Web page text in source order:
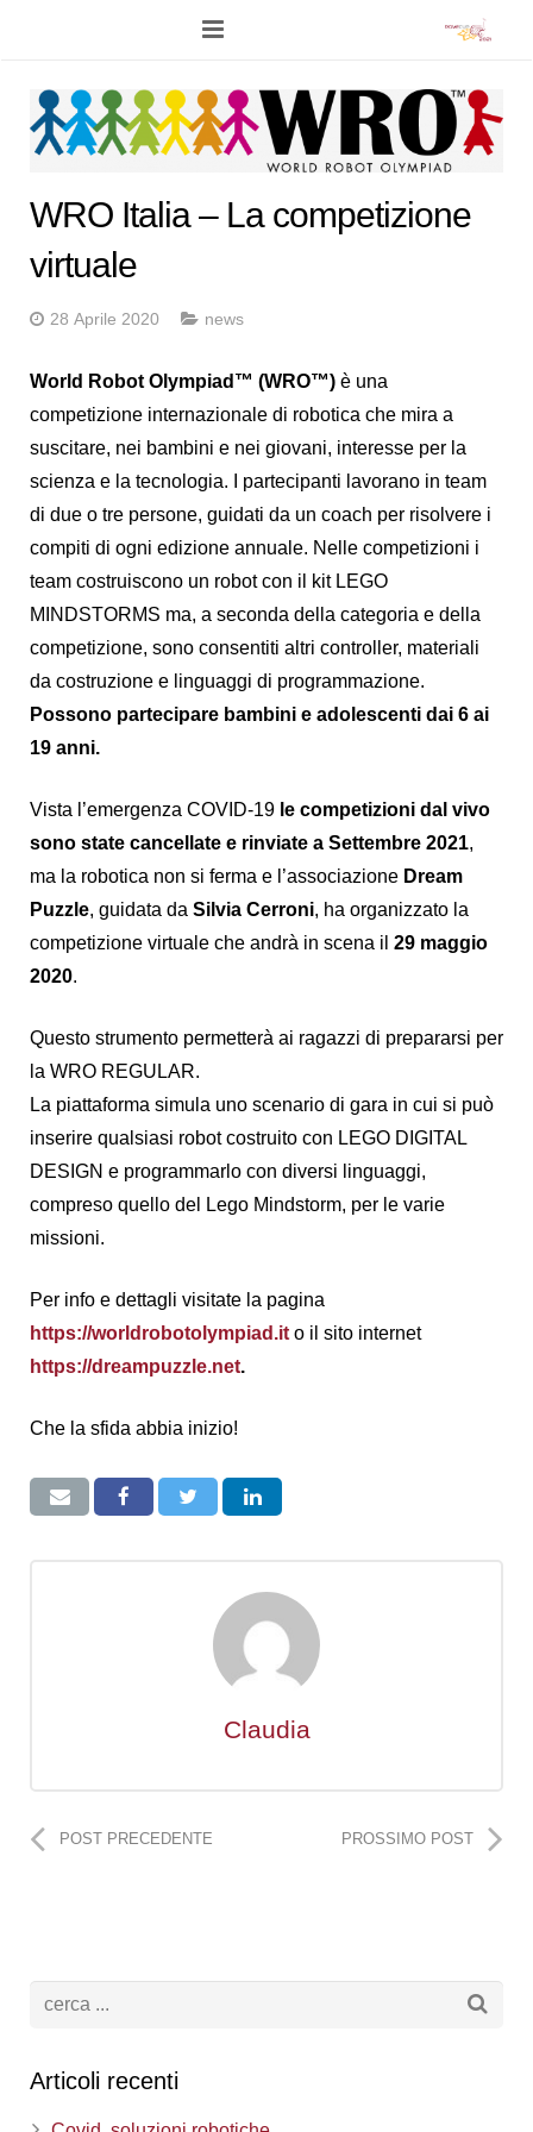
Home
Programma
Network
News
Foto
WRO Italia – La competizione
virtuale
28 Aprile 2020 news
World Robot Olympiad™ (WRO™) è una
competizione internazionale di robotica che mira a
suscitare, nei bambini e nei giovani, interesse per la
scienza e la tecnologia. I partecipanti lavorano in team
di due o tre persone, guidati da un coach per risolvere i
compiti di ogni edizione annuale. Nelle competizioni i
team costruiscono un robot con il kit LEGO
MINDSTORMS ma, a seconda della categoria e della
competizione, sono consentiti altri controller, materiali
da costruzione e linguaggi di programmazione.
Possono partecipare bambini e adolescenti dai 6 ai
19 anni.
Vista l’emergenza COVID-19 le competizioni dal vivo
sono state cancellate e rinviate a Settembre 2021,
ma la robotica non si ferma e l’associazione Dream
Puzzle, guidata da Silvia Cerroni, ha organizzato la
competizione virtuale che andrà in scena il 29 maggio
2020.
Questo strumento permetterà ai ragazzi di prepararsi per
la WRO REGULAR.
La piattaforma simula uno scenario di gara in cui si può
inserire qualsiasi robot costruito con LEGO DIGITAL
DESIGN e programmarlo con diversi linguaggi,
compreso quello del Lego Mindstorm, per le varie
missioni.
Per info e dettagli visitate la pagina
https://worldrobotolympiad.it o il sito internet
https://dreampuzzle.net.
Che la sfida abbia inizio!
Claudia
POST PRECEDENTE PROSSIMO POST
Articoli recenti